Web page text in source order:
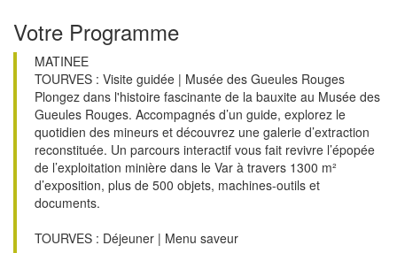
Votre Programme
MATINEE
TOURVES : Visite guidée | Musée des Gueules Rouges
Plongez dans l'histoire fascinante de la bauxite au Musée des
Gueules Rouges. Accompagnés d’un guide, explorez le
quotidien des mineurs et découvrez une galerie d’extraction
reconstituée. Un parcours interactif vous fait revivre l’épopée
de l’exploitation minière dans le Var à travers 1300 m²
d’exposition, plus de 500 objets, machines-outils et
documents.
TOURVES : Déjeuner | Menu saveur